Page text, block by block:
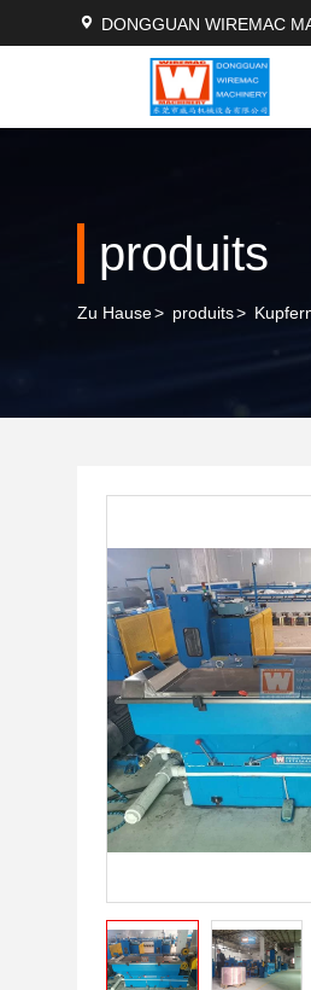
DONGGUAN WIREMAC
produits
Zu Hause> produits>